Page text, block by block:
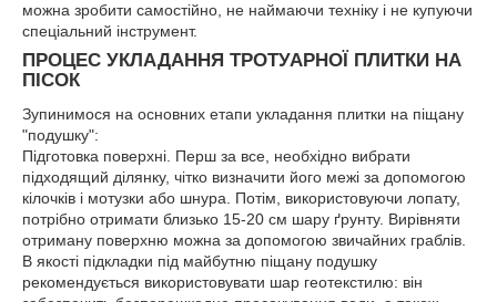
можна зробити самостійно, не наймаючи техніку і не купуючи
спеціальний інструмент.
ПРОЦЕС УКЛАДАННЯ ТРОТУАРНОЇ ПЛИТКИ НА
ПІСОК
Зупинимося на основних етапи укладання плитки на піщану
"подушку":
Підготовка поверхні. Перш за все, необхідно вибрати
підходящий ділянку, чітко визначити його межі за допомогою
кілочків і мотузки або шнура. Потім, використовуючи лопату,
потрібно отримати близько 15-20 см шару ґрунту. Вирівняти
отриману поверхню можна за допомогою звичайних граблів.
В якості підкладки під майбутню піщану подушку
рекомендується використовувати шар геотекстилю: він